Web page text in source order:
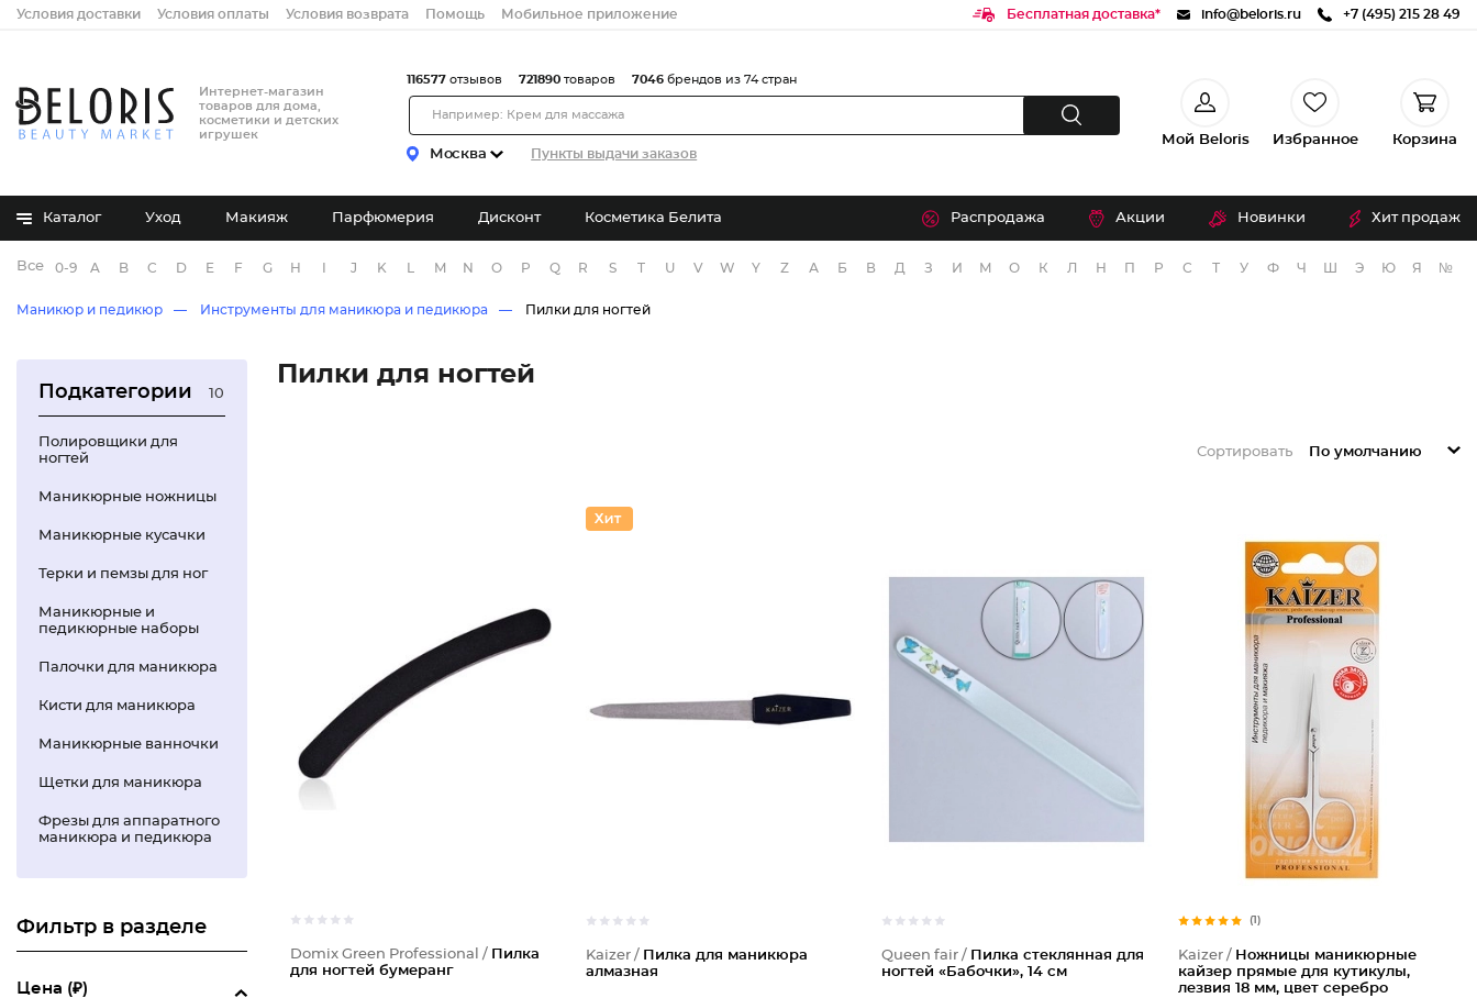
Условия доставки Условия оплаты Условия возврата Помощь Мобильное приложение Бесплатная доставка* info@beloris.ru +7 (495) 215 28 49
Интернет-магазин
товаров для дома,
косметики и детских
игрушек
Москва Пункты выдачи заказов
116577 отзывов 721890 товаров 7046 брендов из 74 стран
Мой Beloris Избранное Корзина
Каталог Уход Макияж Парфюмерия Дисконт Косметика Белита Распродажа Акции Новинки Хит продаж
Все бренды
0-9 A B C D E F G H J K M N O P Q R S T U V W Y Z А Б В Д З И М О К Л Н П Р С Т У Ф Ч Э Ю Я №
Маникюр и педикюр Инструменты для маникюра и педикюра Пилки для ногтей
Подкатегории 10
Полировщики для
ногтей
Маникюрные ножницы
Маникюрные кусачки
Терки и пемзы для ног
Маникюрные и
педикюрные наборы
Палочки для маникюра
Кисти для маникюра
Маникюрные ванночки
Щетки для маникюра
Фрезы для аппаратного
маникюра и педикюра
Фильтр в разделе
Цена (₽)
Пилки для ногтей
Сортировать По умолчанию
Domix Green Professional / Пилка
для ногтей бумеранг
Kaizer /
Пилка для маникюра
алмазная
Queen fair /
Пилка стеклянная для
ногтей «Бабочки», 14 см
(1)
Kaizer / Ножницы маникюрные
кайзер прямые для кутикулы,
лезвия 18 мм, цвет серебро